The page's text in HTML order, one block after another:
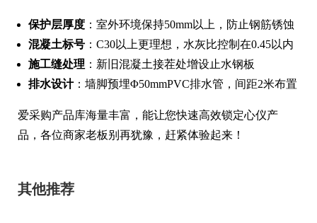
保护层厚度 ：室外环境保持50mm以上，防止钢筋锈蚀
混凝土标号 ：C30以上更理想，水灰比控制在0.45以内
施工缝处理 ：新旧混凝土接茬处增设止水钢板
排水设计：墙脚预埋Φ50mmPVC排水管，间距2米布置
爱采购产品库海量丰富，能让您快速高效锁定心仪产
品，各位商家老板别再犹豫，赶紧体验起来！
其他推荐